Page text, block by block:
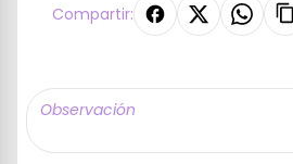
Compartir: